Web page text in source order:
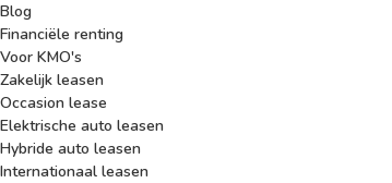
Blog
Financiële renting
Voor KMO's
Zakelijk leasen
Occasion lease
Elektrische auto leasen
Hybride auto leasen
Internationaal leasen